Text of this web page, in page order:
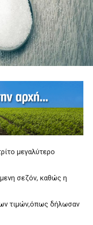
μεγαλύτερο
σεζόν, καθώς η
τιμών,όπως δήλωσαν